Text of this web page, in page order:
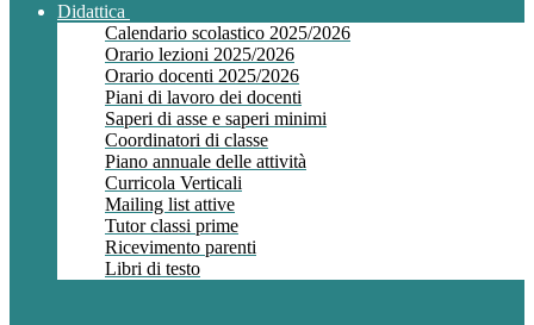
Didattica
Calendario scolastico 2025/2026
Orario lezioni 2025/2026
Orario docenti 2025/2026
Piani di lavoro dei docenti
Saperi di asse e saperi minimi
Coordinatori di classe
Piano annuale delle attività
Curricola Verticali
Mailing list attive
Tutor classi prime
Ricevimento parenti
Libri di testo